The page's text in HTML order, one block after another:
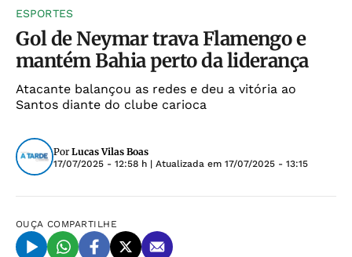
ESPORTES
Gol de Neymar trava Flamengo e
mantém Bahia perto da liderança
Atacante balançou as redes e deu a vitória ao
Santos diante do clube carioca
Por Lucas Vilas Boas
17/07/2025 - 12:58 h | Atualizada em 17/07/2025 - 13:15
OUÇA COMPARTILHE